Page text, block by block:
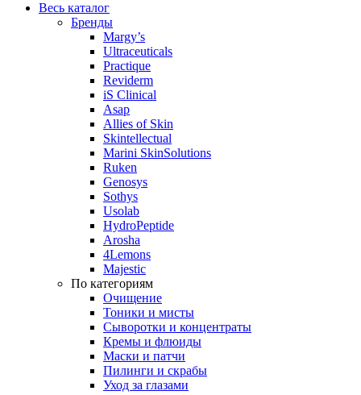
Весь каталог
Бренды
Margy’s
Ultraceuticals
Practique
Reviderm
iS Clinical
Asap
Allies of Skin
Skintellectual
Marini SkinSolutions
Ruken
Genosys
Sothys
Usolab
HydroPeptide
Arosha
4Lemons
Majestic
По категориям
Очищение
Тоники и мисты
Сыворотки и концентраты
Кремы и флюиды
Маски и патчи
Пилинги и скрабы
Уход за глазами